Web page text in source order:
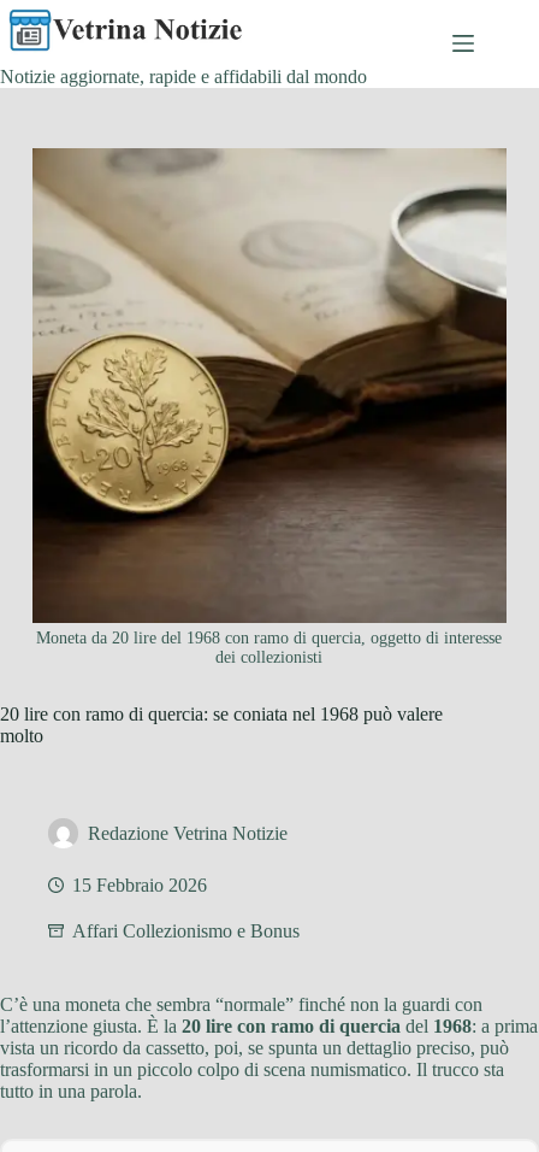
Salta
al
contenuto
Notizie aggiornate, rapide e affidabili dal mondo
Moneta da 20 lire del 1968 con ramo di quercia, oggetto di interesse
dei collezionisti
20 lire con ramo di quercia: se coniata nel 1968 può valere
molto
Redazione Vetrina Notizie
15 Febbraio 2026
Affari Collezionismo e Bonus
C’è una moneta che sembra “normale” finché non la guardi con
l’attenzione giusta. È la 20 lire con ramo di quercia del 1968: a prima
vista un ricordo da cassetto, poi, se spunta un dettaglio preciso, può
trasformarsi in un piccolo colpo di scena numismatico. Il trucco sta
tutto in una parola.